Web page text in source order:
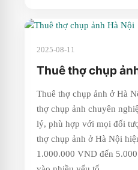
2025-08-11
Thuê thợ chụp
Thuê thợ chụp ảnh ở Hà
thợ chụp ảnh chuyên
lý, phù hợp với mọi đối
thợ chụp ảnh ở Hà Nội
1.000.000 VND đến